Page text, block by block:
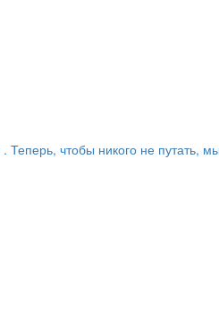
Теперь, чтобы никого не путать,